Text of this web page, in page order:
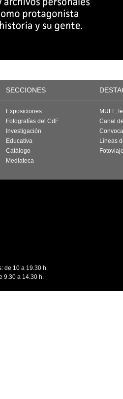
SECCIONES
Exposiciones
Fotografías del CdF
Investigación
Educativa
Catálogo
Mediateca
MUFF,
Canal
Líneas
de 10 a 19.30 h.
9.30 a 14.30 h.